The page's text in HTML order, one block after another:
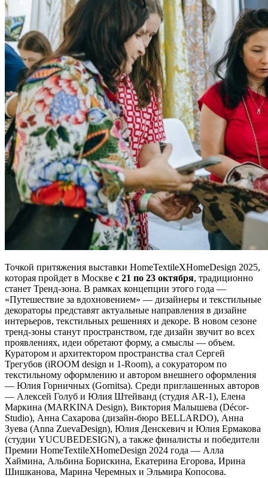
Точкой притяжения выставки HomeTextileXHomeDesign 2025,
которая пройдет в Москве с 21 по 23 октября, традиционно
станет Тренд-зона. В рамках концепции этого года —
«Путешествие за вдохновением» — дизайнеры и текстильные
декораторы представят актуальные направления в дизайне
интерьеров, текстильных решениях и декоре. В новом сезоне
тренд-зоны станут пространством, где дизайн звучит во всех
проявлениях, идеи обретают форму, а смыслы — объем.
Куратором и архитектором пространства стал Сергей
Трегубов (iROOM design и 1-Room), а сокуратором по
текстильному оформлению и автором внешнего оформления
— Юлия Горничных (Gornitsa). Среди приглашенных авторов
— Алексей Голуб и Юлия Штейванд (студия AR-1), Елена
Маркина (MARKINA Design), Виктория Малышева (Décor-
Studio), Анна Сахарова (дизайн-бюро BELLARDO), Анна
Зуева (Anna ZuevaDesign), Юлия Денскевич и Юлия Ермакова
(студии YUCUBEDESIGN), а также финалисты и победители
Премии HomeTextileXHomeDesign 2024 года — Алла
Хаймина, Альбина Борискина, Екатерина Егорова, Ирина
Шишканова, Марина Черемных и Эльмира Копосова.